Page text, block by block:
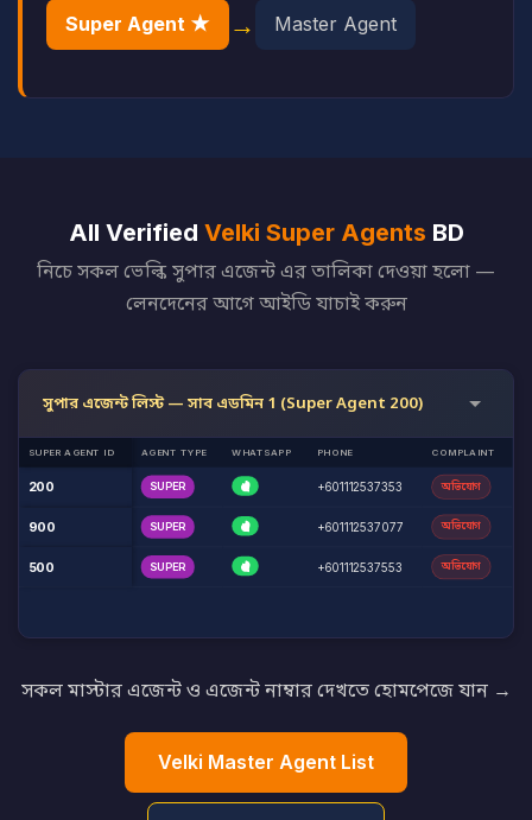
Super Agent ★ → Master Agent
All Verified Velki Super Agents BD
নিচে সকল ভেল্কি সুপার এজেন্ট এর তালিকা দেওয়া হলো —
লেনদেনের আগে আইডি যাচাই করুন
সুপার এজেন্ট লিস্ট — সাব এডমিন 1 (Super Agent 200)
SUPER AGENT ID AGENT TYPE WHATSAPP PHONE COMPLAINT
200 SUPER +601112537353 অভিযোগ
900 SUPER +601112537077 অভিযোগ
500 SUPER +601112537553 অভিযোগ
সকল মাস্টার এজেন্ট ও এজেন্ট নাম্বার দেখতে হোমপেজে যান →
Velki Master Agent List